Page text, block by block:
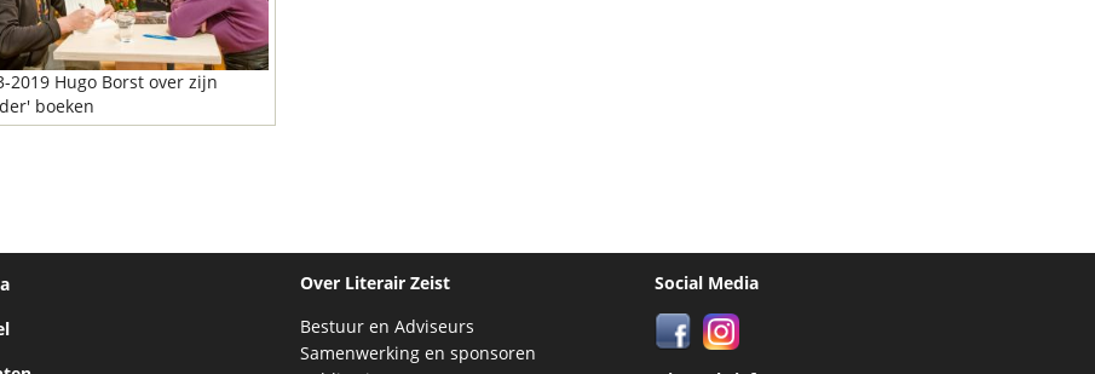
2019 Hugo Borst over zijn
boeken
Over Literair Zeist
Bestuur en Adviseurs
Samenwerking en sponsoren
Social Media